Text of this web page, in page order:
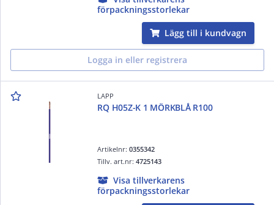
förpackningsstorlekar
Lägg till i kundvagn
Logga in eller registrera
LAPP
RQ H05Z-K 1 MÖRKBLÅ R100
Artikelnr:0355342
Tillv. art.nr:4725143
Visa tillverkarens
förpackningsstorlekar